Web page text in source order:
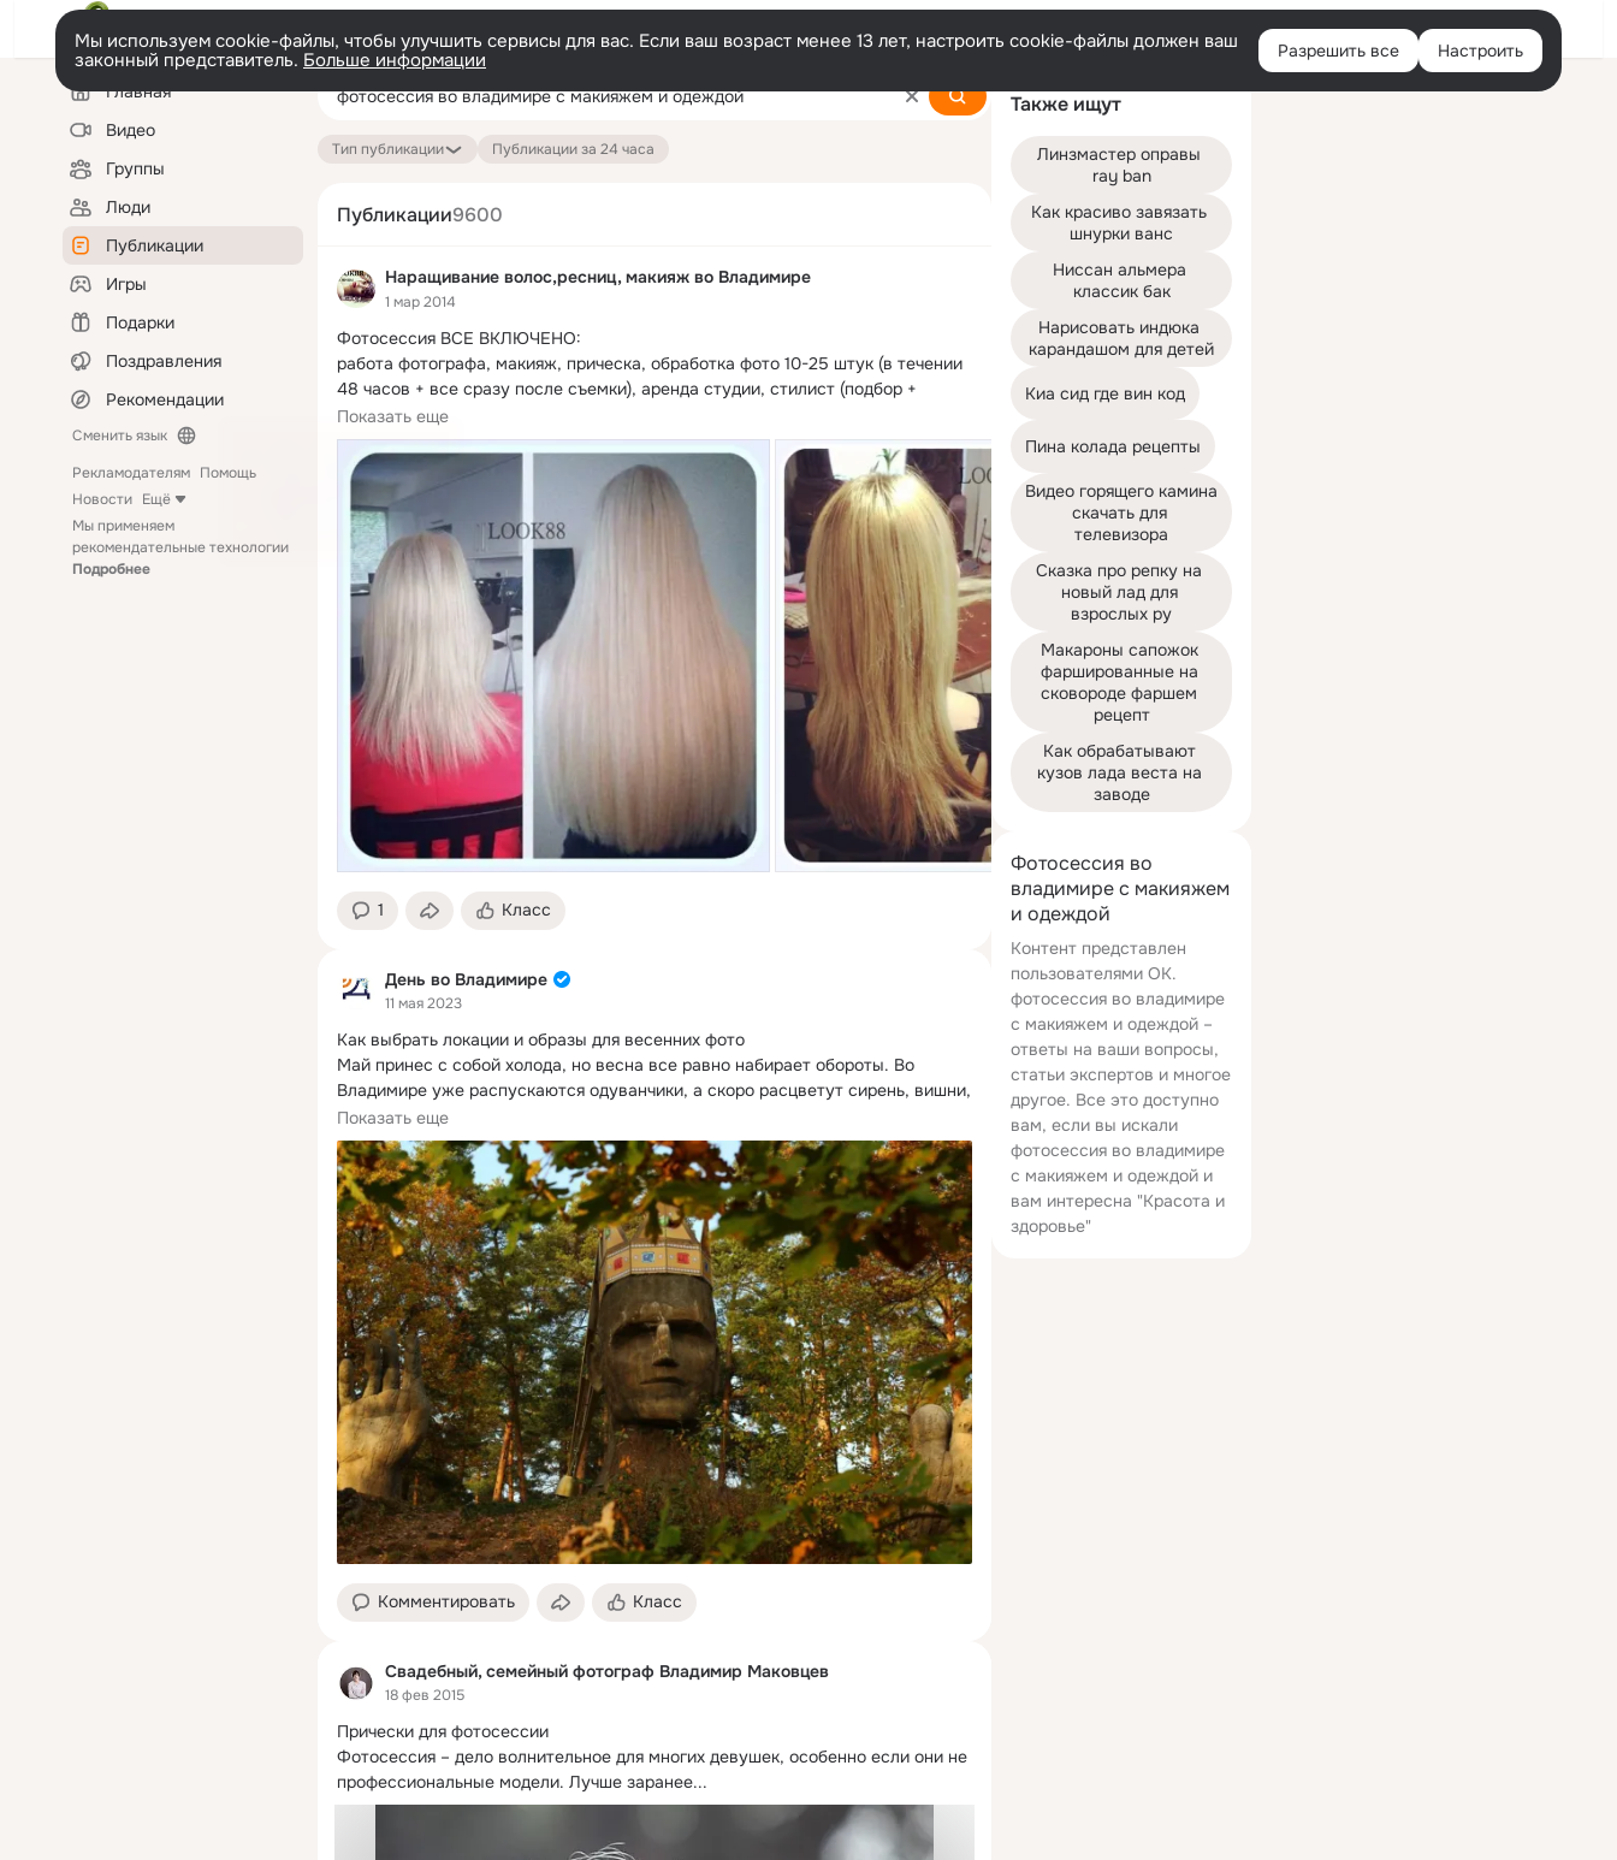
Войти
Мы используем cookie-файлы, чтобы улучшить сервисы для вас. Если ваш возраст менее 13 лет, настроить cookie-файлы должен ваш
законный представитель. Больше информации Разрешить все Настроить
Левая
колонкаГлавная
Видео
Группы
Люди
Публикации
Игры
Подарки
Поздравления
Рекомендации
Сменить язык
Рекламодателям Помощь
Новости Ещё
Мы применяем
рекомендательные технологии
Подробнее
Фотосессия во
владимире с макияжем
и одеждой
Контент представлен
пользователями ОК.
фотосессия во владимире
с макияжем и одеждой –
ответы на ваши вопросы,
статьи экспертов и многое
другое. Все это доступно
вам, если вы искали
фотосессия во владимире
с макияжем и одеждой и
вам интересна "Красота и
здоровье"
Также ищут
Линзмастер оправы
ray ban
Как красиво завязать
шнурки ванс
Ниссан альмера
классик бак
Нарисовать индюка
карандашом для детей
Киа сид где вин код
Пина колада рецепты
Видео горящего камина
скачать для
телевизора
Сказка про репку на
новый лад для
взрослых ру
Макароны сапожок
фаршированные на
сковороде фаршем
рецепт
Как обрабатывают
кузов лада веста на
заводе
Тип публикации
Публикации за 24 часа
Публикации9600
Наращивание волос,ресниц, макияж во Владимире
1 мар 2014
Фотосессия ВСЕ ВКЛЮЧЕНО:
работа фотографа, макияж, прическа, обработка фото 10-25 штук (в течении
48 часов + все сразу после съемки), аренда студии, стилист (подбор +
возможное предоставление одежды)
Показать еще
1 Класс
День во Владимире
11 мая 2023
Как выбрать локации и образы для весенних фото
Май принес с собой холода, но весна все равно набирает обороты. Во
Владимире уже распускаются одуванчики, а скоро расцветут сирень, вишни,
яблони.
Показать еще
Комментировать Класс
Свадебный, семейный фотограф Владимир Маковцев
18 фев 2015
Прически для фотосессии
Фотосессия – дело волнительное для многих девушек, особенно если они не
профессиональные модели. Лучше заранее...